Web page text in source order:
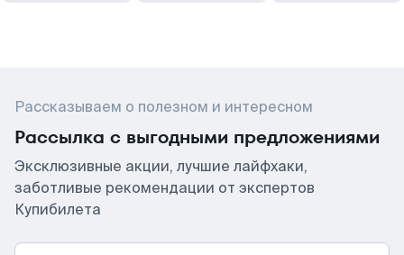
Рассказываем о полезном и интересном
Рассылка с выгодными предложениями
Эксклюзивные акции, лучшие лайфхаки,
заботливые рекомендации от экспертов
Купибилета